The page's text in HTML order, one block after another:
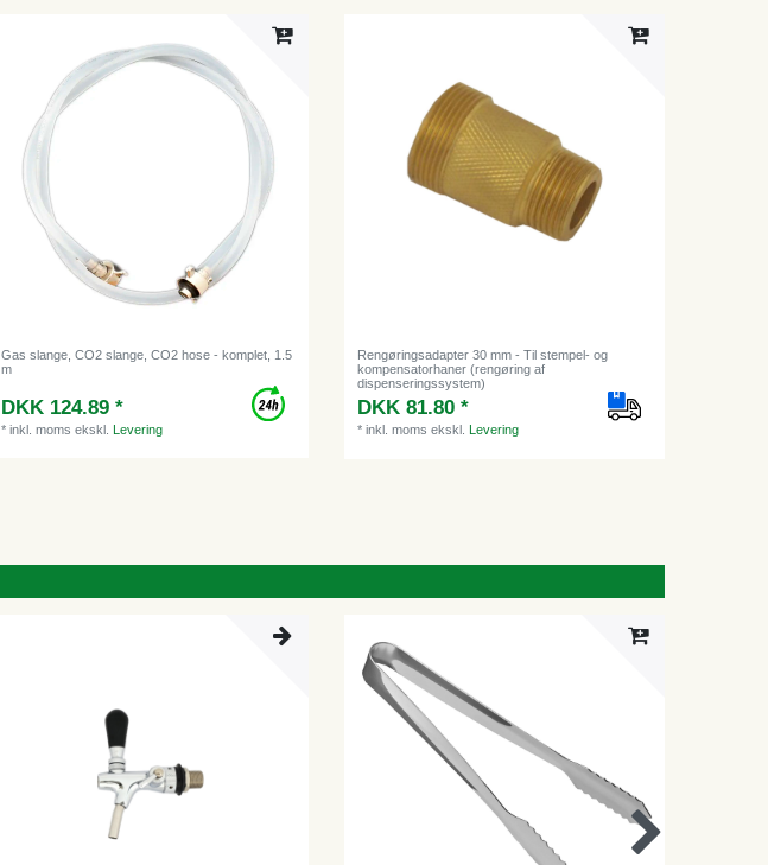
Gas slange, CO2 slange, CO2 hose - komplet, 1.5
m
DKK 124.89 *
*inkl. moms ekskl.Levering
Rengøringsadapter 30 mm - Til stempel- og
kompensatorhaner (rengøring af
dispenseringssystem)
DKK 81.80 *
*inkl. moms ekskl.Levering